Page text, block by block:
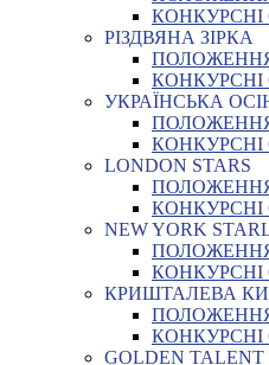
КОНКУРСНІ
РІЗДВЯНА ЗІРКА
КОНКУРСНІ
УКРАЇНСЬКА
КОНКУРСНІ
LONDON STARS
КОНКУРСНІ
NEW YORK
КОНКУРСНІ
КРИШТАЛЕВА
КОНКУРСНІ
GOLDEN TALENT